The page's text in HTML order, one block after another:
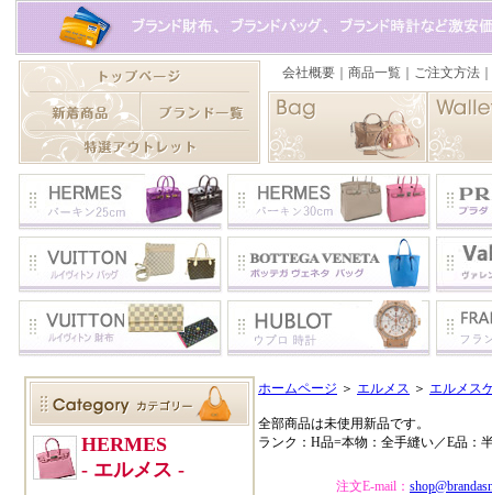
ホームページ ＞ エルメス ＞ エルメス
全部商品は未使用新品です。
ランク：H品=本物：全手縫い／E品：
注文E-mail：